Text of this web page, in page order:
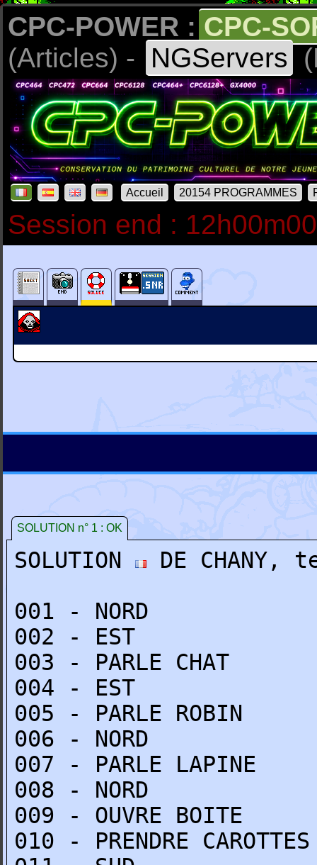
CPC-POWER : CPC-
(Articles) -
NGServers
Accueil 20154 PROGRAMMES
Session end :
SOLUTION n° 1 : OK
SOLUTION
DE
001 - NORD
002 - EST
003 - PARLE CHAT
004 - EST
005 - PARLE ROBIN
006 - NORD
007 - PARLE LAPINE
008 - NORD
009 - OUVRE BOITE
010 - PRENDRE CAROTTES